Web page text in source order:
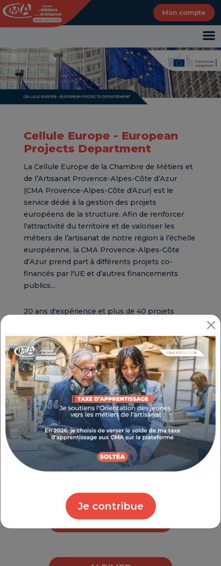
Mon compte
Je contribue
Cellule Europe - European
Projects Department
La Cellule Europe de la Chambre de Métiers et
de l’Artisanat Provence-Alpes-Côte d’Azur
(CMA Provence-Alpes-Côte d'Azur) est le
service dédié à la gestion des projets
européens de la structure. Afin de renforcer
l'attractivité du territoire et de valoriser les
métiers de l’artisanat de notre région à l’échelle
européenne, la CMA Provence-Alpes-Côte
d’Azur prend part à différents projets co-
financés par l'UE et d’autres financements
publics...
20 ans d'expérience et plus de 40 projets
Nos missions
La recherche des appels à projets
des différents programmes européens
Le montage des projets selon les
besoins régionaux de l'Artisanat
La recherche de partenaires
La mise en œuvre des projets
Goutte à goutte
Panneau de gestion des cookies